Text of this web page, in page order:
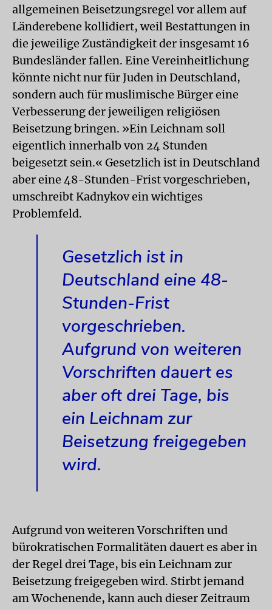
allgemeinen Beisetzungsregel vor allem auf
Länderebene kollidiert, weil Bestattungen in
die jeweilige Zuständigkeit der insgesamt 16
Bundesländer fallen. Eine Vereinheitlichung
könnte nicht nur für Juden in Deutschland,
sondern auch für muslimische Bürger eine
Verbesserung der jeweiligen religiösen
Beisetzung bringen. »Ein Leichnam soll
eigentlich innerhalb von 24 Stunden
beigesetzt sein.« Gesetzlich ist in Deutschland
aber eine 48-Stunden-Frist vorgeschrieben,
umschreibt Kadnykov ein wichtiges
Problemfeld.
Gesetzlich ist in
Deutschland eine 48-
Stunden-Frist
vorgeschrieben.
Aufgrund von weiteren
Vorschriften dauert es
aber oft drei Tage, bis
ein Leichnam zur
Beisetzung freigegeben
wird.
Aufgrund von weiteren Vorschriften und
bürokratischen Formalitäten dauert es aber in
der Regel drei Tage, bis ein Leichnam zur
Beisetzung freigegeben wird. Stirbt jemand
am Wochenende, kann auch dieser Zeitraum